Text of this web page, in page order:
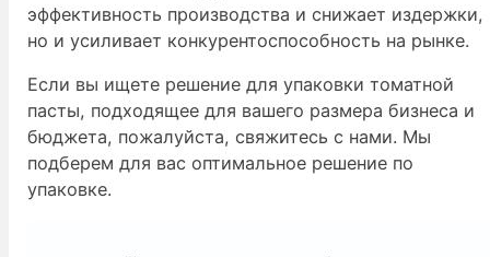
эффективность производства и снижает издержки,
но и усиливает конкурентоспособность на рынке.
Если вы ищете решение для упаковки томатной
пасты, подходящее для вашего размера бизнеса и
бюджета, пожалуйста, свяжитесь с нами. Мы
подберем для вас оптимальное решение по
упаковке.